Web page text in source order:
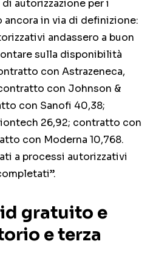
autorizzazione per i
in via di definizione:
andassero a buon
sulla disponibilità
con Astrazeneca,
con Johnson &
con Sanofi 40,38;
26,92; contratto con
con Moderna 10,768.
a processi autorizzativi
gratuito e
e terza